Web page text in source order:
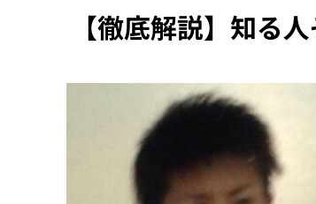
【徹底解説】知る